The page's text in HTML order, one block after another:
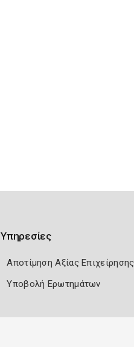
Υπηρεσίες
Αποτίμηση Αξίας Επιχείρησης
Υποβολή Ερωτημάτων